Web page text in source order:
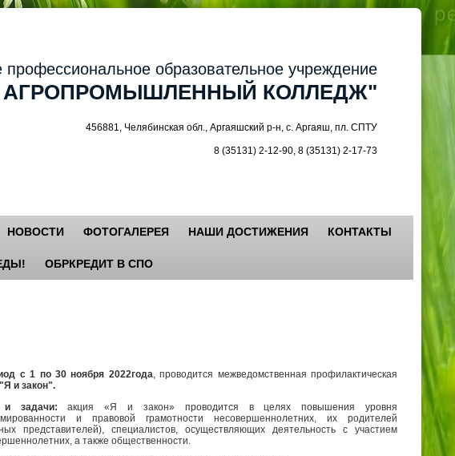
образовательное учреждение
КОЛЛЕДЖ"
456881, Челябинская обл., Аргаяшский р-н, с. Аргаяш, пл. СПТУ
8 (35131) 2-12-90, 8 (35131) 2-17-73
НОВОСТИ ФОТОГАЛЕРЕЯ НАШИ ДОСТИЖЕНИЯ КОНТАКТЫ
ОБРКРЕДИТ В СПО
с 1 по 30 ноября 2022года , проводится межведомственная профилактическая
и закон".
и задачи:акция «Я и закон» проводится в целях повышения уровня
и правовой грамотности несовершеннолетних, их родителей
представителей), специалистов, осуществляющих деятельность с участием
а также общественности.